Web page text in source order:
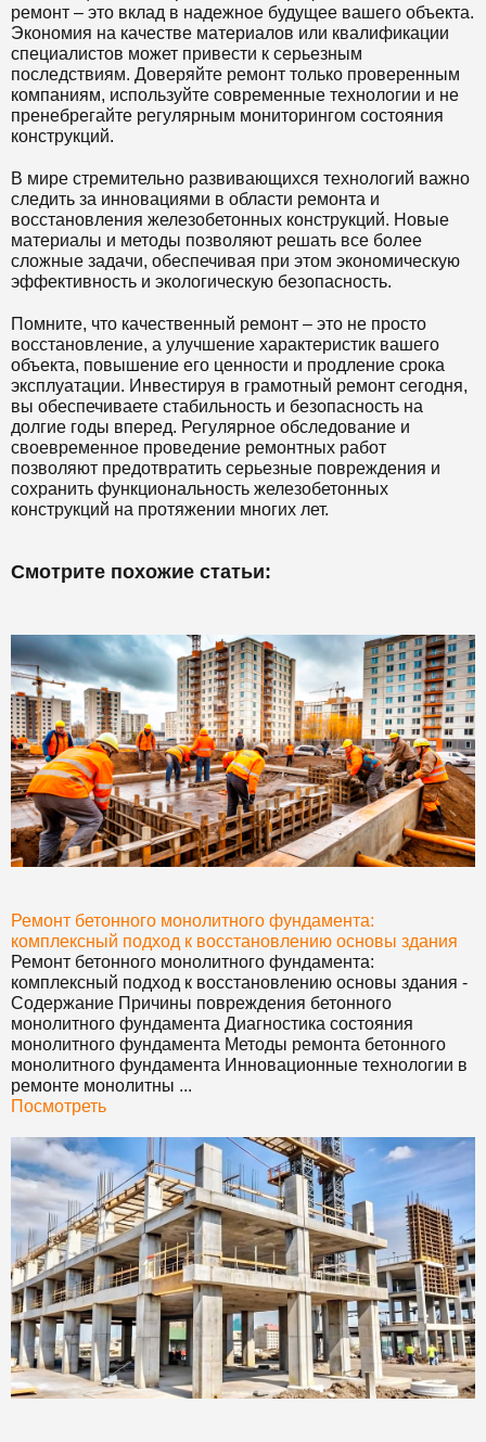
ремонт – это вклад в надежное будущее вашего объекта.
Экономия на качестве материалов или квалификации
специалистов может привести к серьезным
последствиям. Доверяйте ремонт только проверенным
компаниям, используйте современные технологии и не
пренебрегайте регулярным мониторингом состояния
конструкций.
В мире стремительно развивающихся технологий важно
следить за инновациями в области ремонта и
восстановления железобетонных конструкций. Новые
материалы и методы позволяют решать все более
сложные задачи, обеспечивая при этом экономическую
эффективность и экологическую безопасность.
Помните, что качественный ремонт – это не просто
восстановление, а улучшение характеристик вашего
объекта, повышение его ценности и продление срока
эксплуатации. Инвестируя в грамотный ремонт сегодня,
вы обеспечиваете стабильность и безопасность на
долгие годы вперед. Регулярное обследование и
своевременное проведение ремонтных работ
позволяют предотвратить серьезные повреждения и
сохранить функциональность железобетонных
конструкций на протяжении многих лет.
Смотрите похожие статьи:
Ремонт бетонного монолитного фундамента:
комплексный подход к восстановлению основы здания
Ремонт бетонного монолитного фундамента:
комплексный подход к восстановлению основы здания -
Содержание Причины повреждения бетонного
монолитного фундамента Диагностика состояния
монолитного фундамента Методы ремонта бетонного
монолитного фундамента Инновационные технологии в
ремонте монолитны ...
Посмотреть